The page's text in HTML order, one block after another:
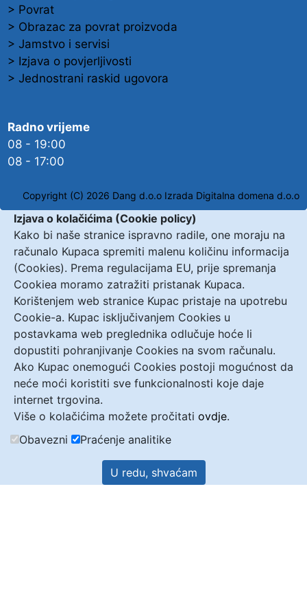
> Povrat
> Obrazac za povrat proizvoda
> Jamstvo i servisi
> Izjava o povjerljivosti
> Jednostrani raskid ugovora
Radno vrijeme
08 - 19:00
08 - 17:00
Copyright (C) 2026 Dang d.o.o Izrada Digitalna domena d.o.o
Izjava o kolačićima (Cookie policy)
Kako bi naše stranice ispravno radile, one moraju na
računalo Kupaca spremiti malenu količinu informacija
(Cookies). Prema regulacijama EU, prije spremanja
Cookiea moramo zatražiti pristanak Kupaca.
Korištenjem web stranice Kupac pristaje na upotrebu
Cookie-a. Kupac isključivanjem Cookies u
postavkama web preglednika odlučuje hoće li
dopustiti pohranjivanje Cookies na svom računalu.
Ako Kupac onemogući Cookies postoji mogućnost da
neće moći koristiti sve funkcionalnosti koje daje
internet trgovina.
Više o kolačićima možete pročitati ovdje.
Obavezni
Praćenje analitike
U redu, shvaćam